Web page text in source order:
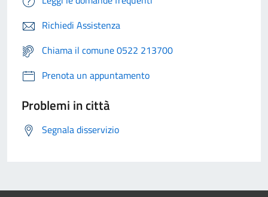
Richiedi Assistenza
Chiama il comune 0522 213700
Prenota un appuntamento
Problemi in città
Segnala disservizio